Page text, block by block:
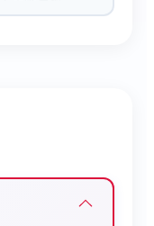
常通勤、
中藏著對